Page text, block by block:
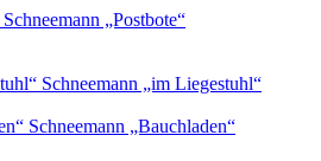
Schneemann „Postbote“
Schneemann „im Liegestuhl“
Schneemann „Bauchladen“